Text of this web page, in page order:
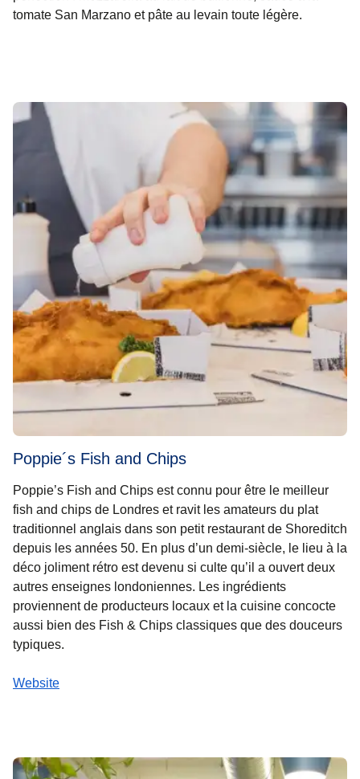
tomate San Marzano et pâte au levain toute légère.
Poppie´s Fish and Chips
Poppie’s Fish and Chips est connu pour être le meilleur
fish and chips de Londres et ravit les amateurs du plat
traditionnel anglais dans son petit restaurant de Shoreditch
depuis les années 50. En plus d’un demi-siècle, le lieu à la
déco joliment rétro est devenu si culte qu’il a ouvert deux
autres enseignes londoniennes. Les ingrédients
proviennent de producteurs locaux et la cuisine concocte
aussi bien des Fish & Chips classiques que des douceurs
typiques.
Website